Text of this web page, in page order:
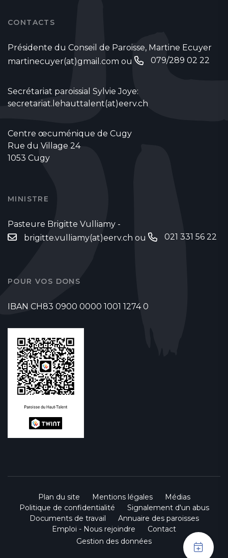
CONTACTS
Présidente du Conseil de Paroisse, Martine Ecuyer
martinecuyer(at)gmail.com ou 079/289 02 22
Secrétariat paroissial Sylvie Joye:
secretariat.lehauttalent(at)eerv.ch
Centre œcuménique de Cugy
Rue du Village 24
1053 Cugy
MINISTRE
Pasteure Brigitte Vulliamy -
brigitte.vulliamy(at)eerv.ch ou 021 331 56 22
POUR VOS DONS
IBAN CH83 0900 0000 1001 1274 0
Plan du site Mentions légales
Médias
Politique de confidentialité
Signalement d'un abus
Documents de travail
Annuaire des paroisses
Emploi - Nous rejoindre
Contact
Gestion des données